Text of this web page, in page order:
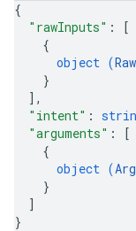
{
"rawInputs" :
[
{
object (
}
] ,
"intent" :
"arguments" :
[
{
object (
}
]
}